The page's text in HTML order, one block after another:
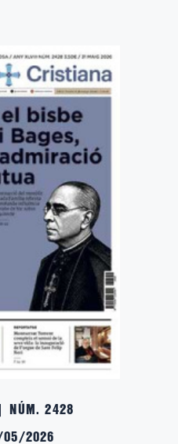
NÚM. 2428
05/2026